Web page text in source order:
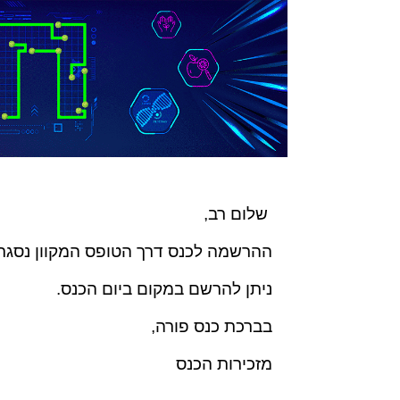
שלום רב,
ההרשמה לכנס דרך הטופס המקוון
ניתן להרשם במקום ביום הכנס.
בברכת כנס פורה,
מזכירות הכנס